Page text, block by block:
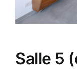
Salle 5